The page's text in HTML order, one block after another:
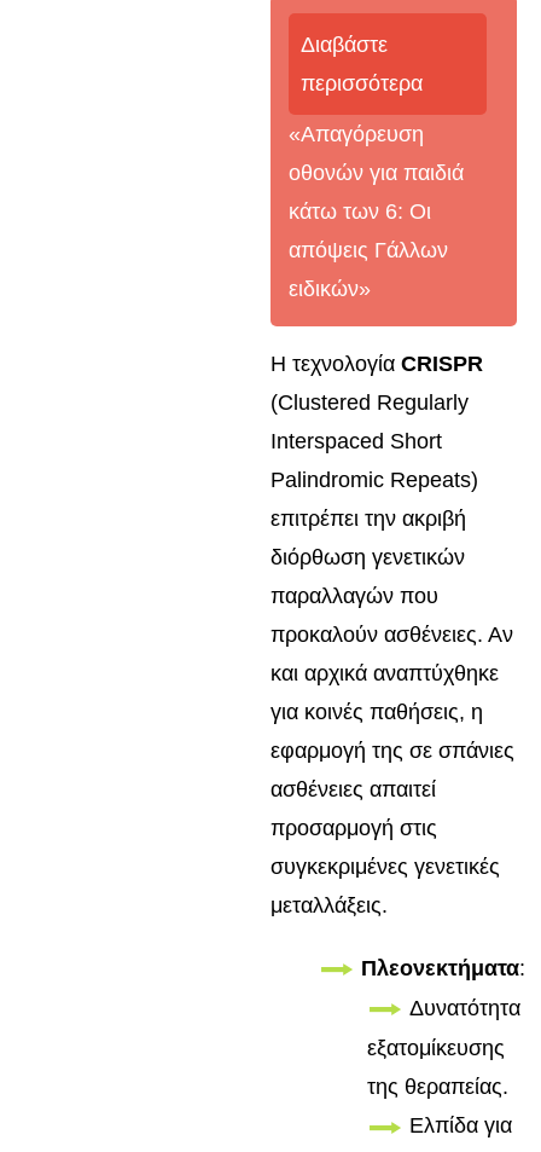
Διαβάστε
περισσότερα
«Απαγόρευση
οθονών για παιδιά
κάτω των 6: Οι
απόψεις Γάλλων
ειδικών»
Η τεχνολογία CRISPR
(Clustered Regularly
Interspaced Short
Palindromic Repeats)
επιτρέπει την ακριβή
διόρθωση γενετικών
παραλλαγών που
προκαλούν ασθένειες. Αν
και αρχικά αναπτύχθηκε
για κοινές παθήσεις, η
εφαρμογή της σε σπάνιες
ασθένειες απαιτεί
προσαρμογή στις
συγκεκριμένες γενετικές
μεταλλάξεις.
Πλεονεκτήματα:
Δυνατότητα
εξατομίκευσης
της θεραπείας.
Ελπίδα για